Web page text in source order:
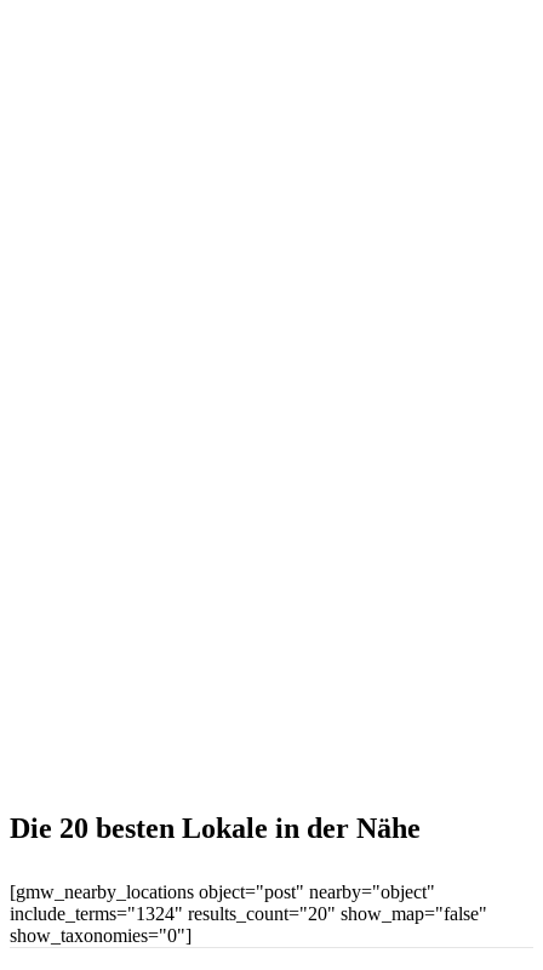
Die 20 besten Lokale in der Nähe
[gmw_nearby_locations object="post" nearby="object"
include_terms="1324" results_count="20" show_map="false"
show_taxonomies="0"]